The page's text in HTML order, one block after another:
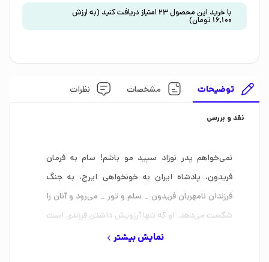
نشان تجاری
1527012090881820000
با خرید این محصول23 امتیاز دریافت کنید (به ارزش
16,100 تومان)
توضیحات مشخصات نظرات
نقد و بررسی
نمی‌خواهم پدر نوزاد سپید مو باشم! سام به فرمان
فریدون، پادشاه ایران به خونخواهی ایرج، به جنگ
فرزندان نامهربان فریدون _ سلم و تور _ می‌رود و آنان را
شکست می‌دهد. او که تنها آرزویش داشتن فرزندی است
که در پیری تکیه‌گاهش باشد، در راه بازگشت باخبر
نمایش بیشتر